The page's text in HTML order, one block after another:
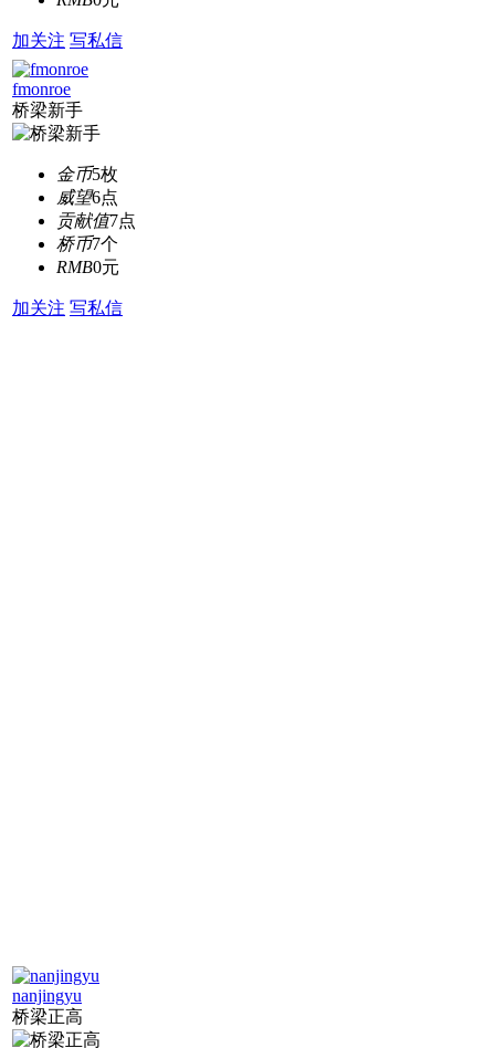
加关注 写私信
fmonroe
桥梁新手
金币5枚
威望6点
贡献值7点
桥币7个
RMB0元
加关注 写私信
nanjingyu
桥梁正高